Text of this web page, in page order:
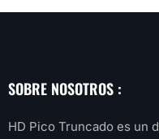
SOBRE NOSOTROS :
HD Pico Truncado es un